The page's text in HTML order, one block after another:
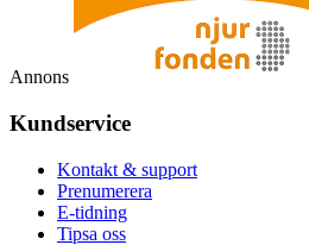
Annons
Kundservice
Kontakt & support
Prenumerera
E-tidning
Tipsa oss